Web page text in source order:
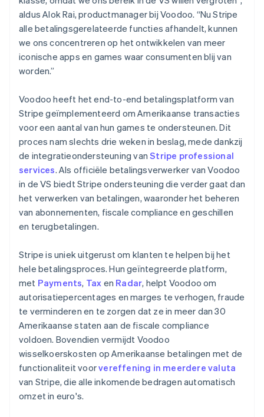
aldus Alok Rai, productmanager bij Voodoo. “Nu Stripe
alle betalingsgerelateerde functies afhandelt, kunnen
we ons concentreren op het ontwikkelen van meer
iconische apps en games waar consumenten blij van
worden.”
Voodoo heeft het end-to-end betalingsplatform van
Stripe geïmplementeerd om Amerikaanse transacties
voor een aantal van hun games te ondersteunen. Dit
proces nam slechts drie weken in beslag, mede dankzij
de integratieondersteuning vanStripe professional
services. Als officiële betalingsverwerker van Voodoo
in de VS biedt Stripe ondersteuning die verder gaat dan
het verwerken van betalingen, waaronder het beheren
van abonnementen, fiscale compliance en geschillen
en terugbetalingen.
Stripe is uniek uitgerust om klanten te helpen bij het
hele betalingsproces. Hun geïntegreerde platform,
met Payments, Tax en Radar, helpt Voodoo om
autorisatiepercentages en marges te verhogen, fraude
te verminderen en te zorgen dat ze in meer dan 30
Amerikaanse staten aan de fiscale compliance
voldoen. Bovendien vermijdt Voodoo
wisselkoerskosten op Amerikaanse betalingen met de
functionaliteit voorvereffening in meerdere valuta
van Stripe, die alle inkomende bedragen automatisch
omzet in euro's.